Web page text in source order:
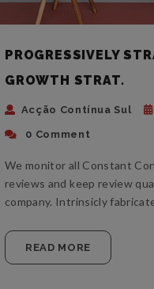
PROGRESSIVELY
GROWTH STRAT.
Acção Contínua Sul
0 Comment
We monitor all Constant
reviews and keep review
company. Intrinsicly
READ MORE